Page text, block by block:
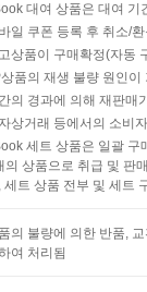
대여 상품은 대여 기
일 쿠폰 등록 후 취소/
상품이 구매확정(자동
상품의 재생 불량 원인
의 경과에 의해 재판매
상거래 등에서의 소비
세트 상품은 일괄 구
의 상품으로 취급 및 판
세트 상품 전부 및 세트
의 불량에 의한 반품,
여 처리됨